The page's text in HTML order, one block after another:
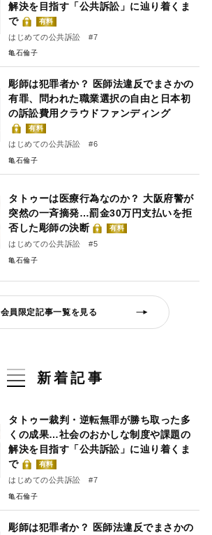
解決を目指す「公共訴訟」に辿り着くま
で
有料
はじめての公共訴訟 #7
亀石倫子
彫師は犯罪者か？ 医師法違反でまさかの
有罪、問われた職業選択の自由と日本初
の訴訟費用クラウドファンディング
有料
はじめての公共訴訟 #6
亀石倫子
タトゥーは医療行為なのか？ 大阪府警が
突然の一斉摘発…罰金30万円支払いを拒
否した彫師の決断
有料
はじめての公共訴訟 #5
亀石倫子
会員限定記事一覧を見る
新着記事
タトゥー裁判・逆転無罪が勝ち取った多
くの成果…社会のおかしな制度や課題の
解決を目指す「公共訴訟」に辿り着くま
で
有料
はじめての公共訴訟 #7
亀石倫子
彫師は犯罪者か？ 医師法違反でまさかの